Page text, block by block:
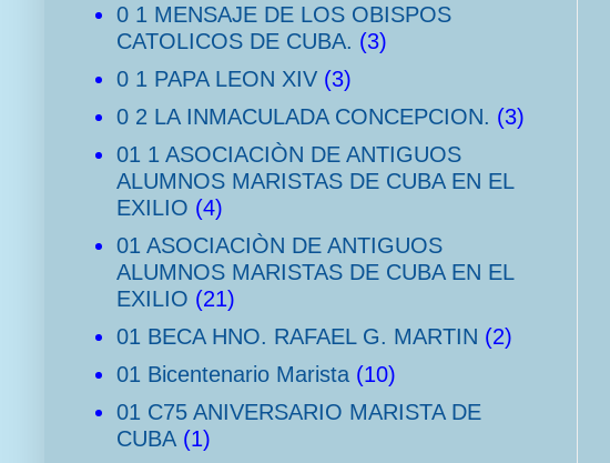
0 1 MENSAJE DE LOS OBISPOS
CATOLICOS DE CUBA. (3)
0 1 PAPA LEON XIV (3)
0 2 LA INMACULADA CONCEPCION. (3)
01 1 ASOCIACIÒN DE ANTIGUOS
ALUMNOS MARISTAS DE CUBA EN EL
EXILIO (4)
01 ASOCIACIÒN DE ANTIGUOS
ALUMNOS MARISTAS DE CUBA EN EL
EXILIO (21)
01 BECA HNO. RAFAEL G. MARTIN (2)
01 Bicentenario Marista (10)
01 C75 ANIVERSARIO MARISTA DE
CUBA (1)